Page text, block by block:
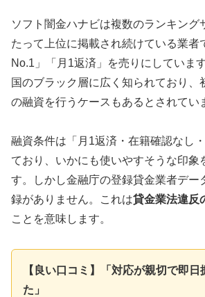
ソフト闇金ハナビは複数のランキング
たって上位に掲載され続けている業者
No.1」「月1返済」を売りにしていま
国のブラック層に広く知られており、
の融資を行うケースもあるとされてい
融資条件は「月1返済・在籍確認なし
ており、いかにも使いやすそうな印象
す。しかし金融庁の登録貸金業者デー
録がありません。これは貸金業法違反
ことを意味します。
【良い口コミ】「対応が親切で即日
た」